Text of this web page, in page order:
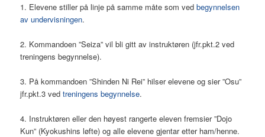
1. Elevene stiller på linje på samme måte som vedbegynnelsen
av undervisningen.
2. Kommandoen ”Seiza” vil bli gitt av instruktøren (jfr.pkt.2 ved
treningens begynnelse).
3. På kommandoen ”Shinden Ni Rei” hilser elevene og sier ”Osu”
jfr.pkt.3 vedtreningens begynnelse.
4. Instruktøren eller den høyest rangerte eleven fremsier ”Dojo
Kun” (Kyokushins løfte) og alle elevene gjentar etter ham/henne.